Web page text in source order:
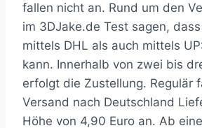
fallen nicht an. Rund um den
im 3DJake.de Test sagen,
mittels DHL als auch mittels
kann. Innerhalb von zwei bis
erfolgt die Zustellung. Regulär
Versand nach Deutschland
Höhe von 4,90 Euro an. Ab